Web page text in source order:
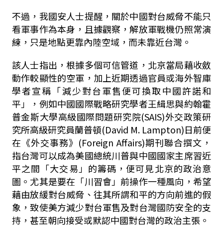
不過，我國安人士提醒，關於中國對台威脅不能只
看軍事作為本身，且據觀察，解放軍戰機仍照常演
練，只是地點更靠內陸空域，而未靠近台灣。
該人士指出，根據多個可信管道，北京當局藉收斂
動作較顯性的空軍，加上近期透過官員或海外智庫
學者宣稱「減少對台軍售便可換取中國許諾和
平」，例如中國國際戰略研究學者王緝思與約翰霍
普金斯大學高級國際問題研究院(SAIS)外交政策研
究所高級研究員蘭普頓(David M. Lampton)日前便
在《外交事務》 (Foreign Affairs)期刊聯合撰文，
指台灣可以成為美國總統川普與中國國家主席習近
平之間「大交易」的籌碼，便可見北京的政治意
圖。尤其是要在「川習會」前操作一種風向，希望
藉由放緩對台威脅、往其所謂和平的方向前進的假
象，致使美方減少對台軍售及對台灣國防安全的支
持，甚至朝向接受或默認中國對台灣的政治主張。